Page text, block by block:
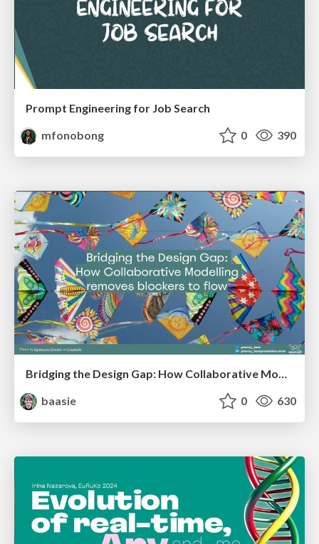
Prompt Engineering for Job Search
mfonobong
0 390
Bridging the Design Gap: How Collaborative Modelling removes blockers to flow between stakeholders and teams @FastFlow conf
baasie
0 630